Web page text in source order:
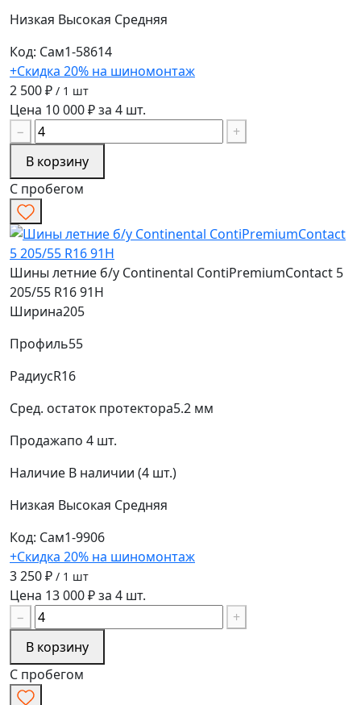
Низкая Высокая Средняя
Код: Сам1-58614
+Скидка 20% на шиномонтаж
2 500 ₽ / 1 шт
Цена 10 000 ₽ за 4 шт.
−
+
В корзину
С пробегом
Шины летние б/у Continental ContiPremiumContact 5
205/55 R16 91H
Ширина205
Профиль55
РадиусR16
Сред. остаток протектора5.2 мм
Продажапо 4 шт.
Наличие В наличии (4 шт.)
Низкая Высокая Средняя
Код: Сам1-9906
+Скидка 20% на шиномонтаж
3 250 ₽ / 1 шт
Цена 13 000 ₽ за 4 шт.
−
+
В корзину
С пробегом